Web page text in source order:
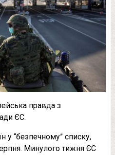
правда з
ЄС.
у “безпечному” списку,
Минулого тижня ЄС